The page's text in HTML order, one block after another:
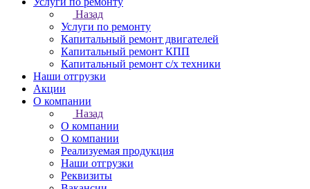
Назад
Услуги по ремонту
Капитальный ремонт двигателей
Капитальный ремонт КПП
Капитальный ремонт с/х техники
Наши отгрузки
Акции
О компании
Назад
О компании
О компании
Реализуемая продукция
Наши отгрузки
Реквизиты